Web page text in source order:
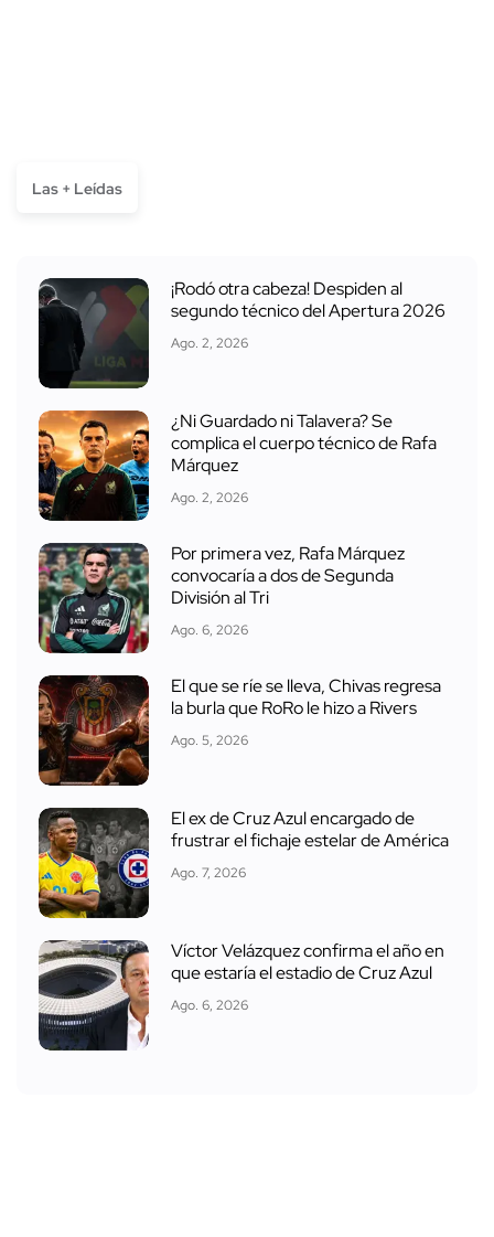
Las + Leídas
¡Rodó otra cabeza! Despiden al
segundo técnico del Apertura 2026
Ago. 2, 2026
¿Ni Guardado ni Talavera? Se
complica el cuerpo técnico de Rafa
Márquez
Ago. 2, 2026
Por primera vez, Rafa Márquez
convocaría a dos de Segunda
División al Tri
Ago. 6, 2026
El que se ríe se lleva, Chivas regresa
la burla que RoRo le hizo a Rivers
Ago. 5, 2026
El ex de Cruz Azul encargado de
frustrar el fichaje estelar de América
Ago. 7, 2026
Víctor Velázquez confirma el año en
que estaría el estadio de Cruz Azul
Ago. 6, 2026